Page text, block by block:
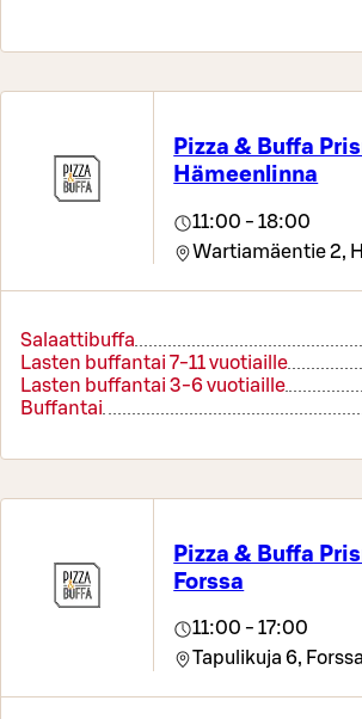
Pizza & Buffa
Hämeenlinna
11:00 - 18:00
Wartiamäentie 2,
Salaattibuffa
Lasten buffantai 7-11 vuotiaille
Lasten buffantai 3-6 vuotiaille
Buffantai
Pizza & Buffa
Forssa
11:00 - 17:00
Tapulikuja 6, Forssa